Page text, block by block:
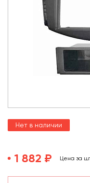
Нет в наличии
1 882 ₽ Цена за